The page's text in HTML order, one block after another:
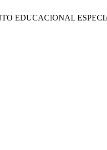
EDUCACIONAL